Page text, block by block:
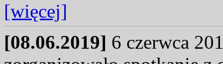
[więcej]
[08.06.2019] 6 czerwca